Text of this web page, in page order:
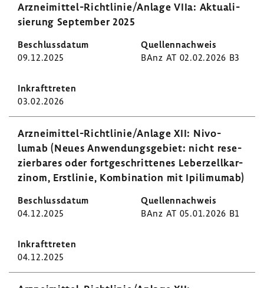
Arzneimittel-​Richtlinie/Anlage VIIa: Aktua­li­
sie­rung September 2025
09.12.2025 BAnz AT 02.02.2026 B3
03.02.2026
Arzneimittel-​Richtlinie/Anlage XII: Nivo­
lumab (Neues Anwen­dungs­ge­biet: nicht rese­
zier­bares oder fort­ge­schrit­tenes Leber­zellkar­
zinom, Erst­linie, Kombi­na­tion mit Ipili­mumab)
04.12.2025 BAnz AT 05.01.2026 B1
04.12.2025